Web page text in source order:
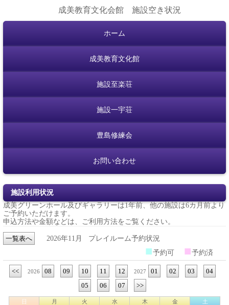
成美教育文化会館 施設空き状況
ホーム
成美教育文化館
施設至楽荘
施設一宇荘
豊島修練会
お問い合わせ
施設利用状況
成美グリーンホール及びギャラリーは1年前、他の施設は6カ月前より
ご予約いただけます。
申込方法や金額などは、
ご利用方法をご覧ください。
一覧表へ 2026年11月 プレイルーム予約状況
■予約可 ■予約済
<< 2026 08 09 10 11 12 2027 01 02 03
04
05
06 07 >>
日 月 火 水 木 金 土